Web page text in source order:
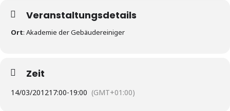
Veranstaltungsdetails
Ort: Akademie der Gebäudereiniger
Zeit
14/03/201217:00-19:00 (GMT+01:00)